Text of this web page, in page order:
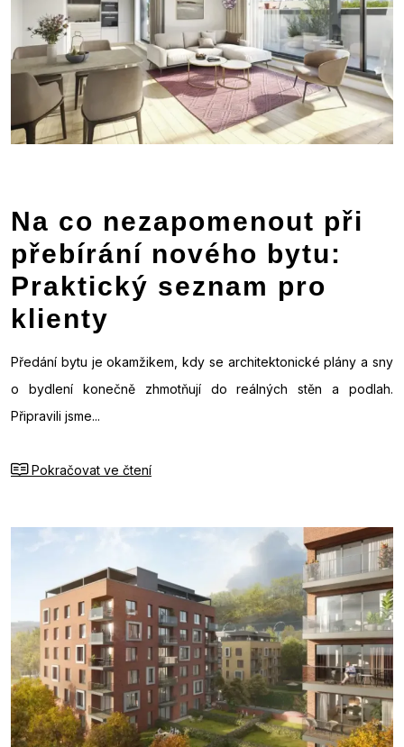
Na co nezapomenout při
přebírání nového bytu:
Praktický seznam pro
klienty
Předání bytu je okamžikem, kdy se architektonické plány a sny
o bydlení konečně zhmotňují do reálných stěn a podlah.
Připravili jsme...
Pokračovat ve čtení